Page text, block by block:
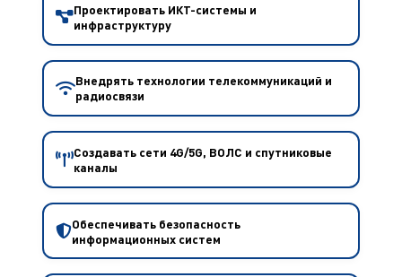
Проектировать ИКТ-системы и
инфраструктуру
Внедрять технологии телекоммуникаций и
радиосвязи
Создавать сети 4G/5G, ВОЛС и спутниковые
каналы
Обеспечивать безопасность
информационных систем